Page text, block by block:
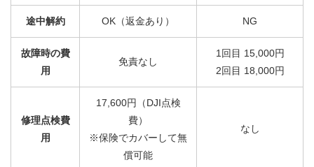
途中解約 OK（返金あり） NG
故障時の費
用
免責なし
1回目 15,000円
2回目 18,000円
修理点検費
用
17,600円（DJI点検
費）
※保険でカバーして無
償可能
なし